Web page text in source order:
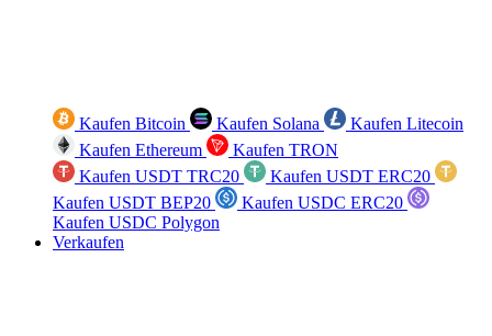
Kaufen Bitcoin Kaufen Solana
Kaufen Litecoin
Kaufen Ethereum
Kaufen TRON
Kaufen USDT TRC20
Kaufen USDT ERC20
Kaufen USDT BEP20
Kaufen USDC ERC20
Kaufen USDC Polygon
Verkaufen